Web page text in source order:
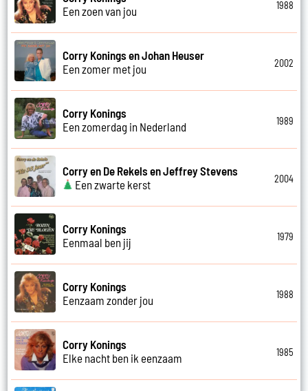
Een zoen van jou
1988
Corry Konings en Johan Heuser
Een zomer met jou
2002
Corry Konings
Een zomerdag in Nederland
1989
Corry en De Rekels en Jeffrey Stevens
Een zwarte kerst
2004
Corry Konings
Eenmaal ben jij
1979
Corry Konings
Eenzaam zonder jou
1988
Corry Konings
Elke nacht ben ik eenzaam
1985